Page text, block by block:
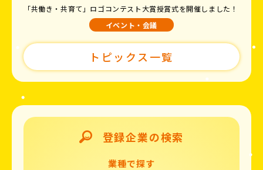
「共働き・共育て」ロゴコンテスト大賞授賞式を開催しました！
イベント・会議
トピックス一覧
登録企業の検索
業種で探す